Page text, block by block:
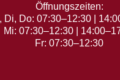
Öffnungszeiten:
Di, Do: 07:30–12:30 |
Mi: 07:30–12:30 |
Fr: 07:30–12:30